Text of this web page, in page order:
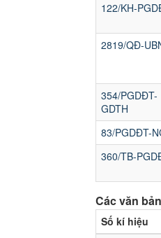
122/KH-
2819/QĐ-
354/PGDĐT-
GDTH
83/PGDĐT-
360/TB-
Các văn
Số kí hiệu